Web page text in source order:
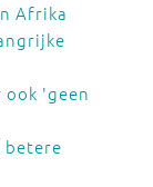
Afrika
'geen
betere